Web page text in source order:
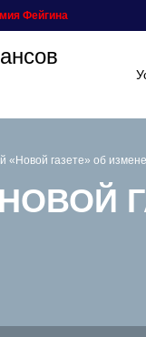
Фейгина
«Новой газете» об